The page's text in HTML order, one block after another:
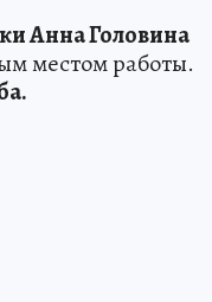
Анна Головина
местом работы.